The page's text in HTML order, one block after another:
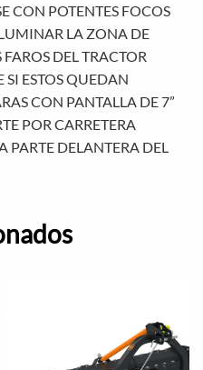
CON POTENTES FOCOS
LA ZONA DE
DEL TRACTOR
SI ESTOS QUEDAN
CON PANTALLA DE 7”
POR CARRETERA
DELANTERA DEL